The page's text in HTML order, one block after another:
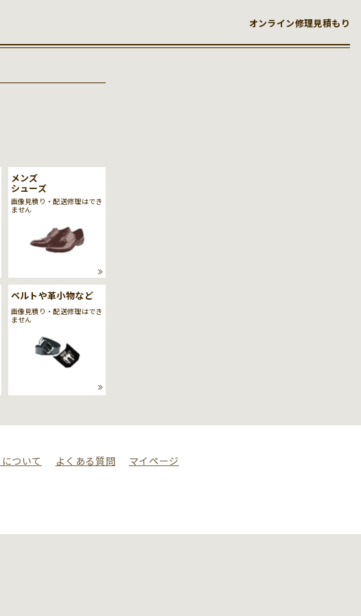
オンライン修理見積もり
メンズ
シューズ
画像見積り・配送修理はでき
ません
ベルトや革小物など
画像見積り・配送修理はでき
ません
ついて よくある質問 マイページ